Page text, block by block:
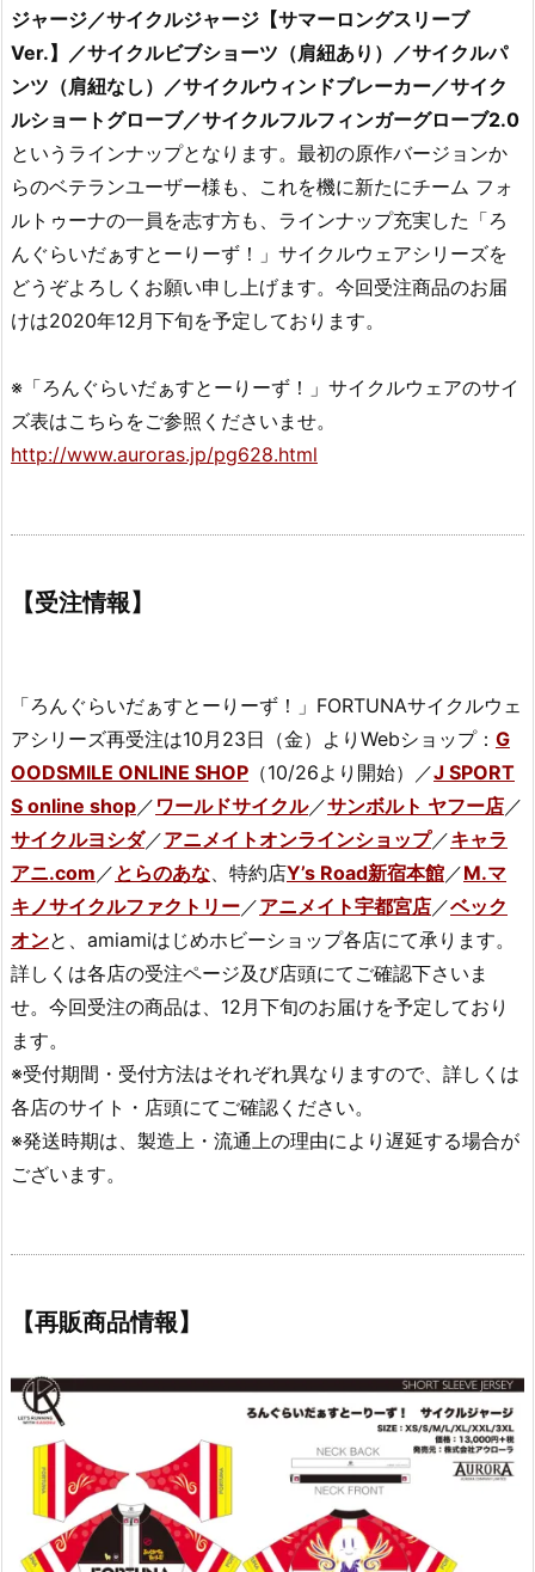
ジャージ／サイクルジャージ【サマーロングスリーブ
Ver.】／サイクルビブショーツ（肩紐あり）／サイクルパ
ンツ（肩紐なし）／サイクルウィンドブレーカー／サイク
ルショートグローブ／サイクルフルフィンガーグローブ2.0
というラインナップとなります。最初の原作バージョンか
らのベテランユーザー様も、これを機に新たにチーム フォ
ルトゥーナの一員を志す方も、ラインナップ充実した「ろ
んぐらいだぁすとーりーず！」サイクルウェアシリーズを
どうぞよろしくお願い申し上げます。今回受注商品のお届
けは2020年12月下旬を予定しております。
※「ろんぐらいだぁすとーりーず！」サイクルウェアのサイ
ズ表はこちらをご参照くださいませ。
http://www.auroras.jp/pg628.html
【受注情報】
「ろんぐらいだぁすとーりーず！」FORTUNAサイクルウェ
アシリーズ再受注は10月23日（金）よりWebショップ： G
OODSMILE ONLINE SHOP （10/26より開始）／J SPORT
S online shop ／ ワールドサイクル／サンボルト ヤフー店 ／
サイクルヨシダ／アニメイトオンラインショップ／キャラ
アニ.com ／ とらのあな 、特約店Y’s Road新宿本館 ／M.マ
キノサイクルファクトリー ／アニメイト宇都宮店 ／ベック
オンと、amiamiはじめホビーショップ各店にて承ります。
詳しくは各店の受注ページ及び店頭にてご確認下さいま
せ。今回受注の商品は、12月下旬のお届けを予定しており
ます。
※受付期間・受付方法はそれぞれ異なりますので、詳しくは
各店のサイト・店頭にてご確認ください。
※発送時期は、製造上・流通上の理由により遅延する場合が
ございます。
【再販商品情報】